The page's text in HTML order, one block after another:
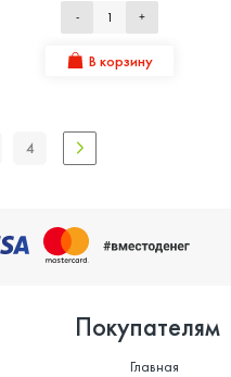
- +
В корзину
4
Покупателям
Главная